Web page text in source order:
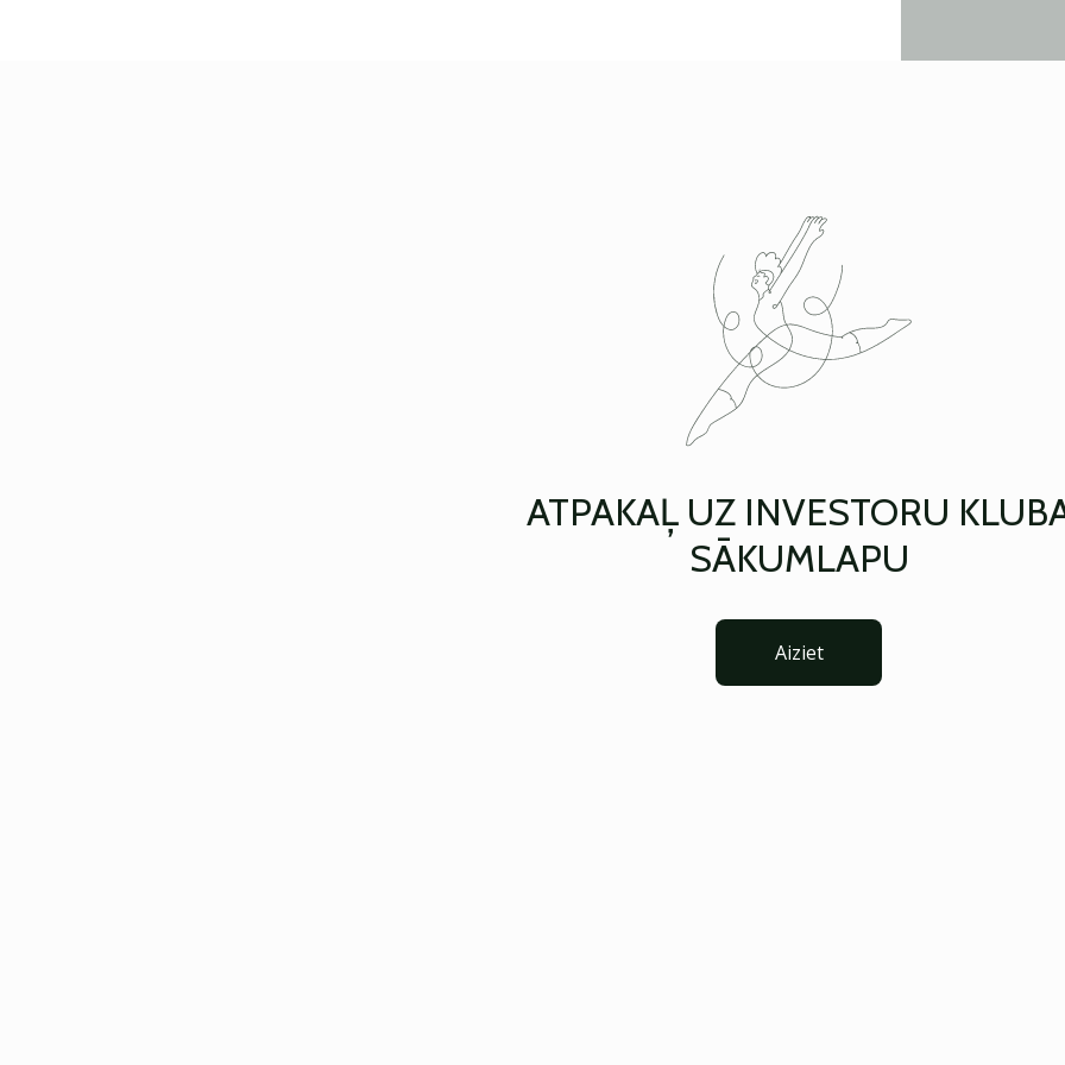
ATPAKAĻ UZ INVESTORU
SĀKUMLAPU
Aiziet